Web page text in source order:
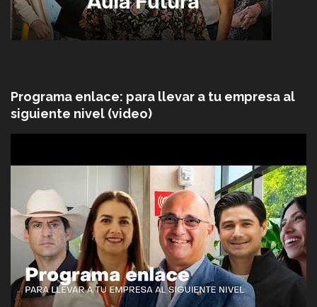
Programa enlace: para llevar a tu empresa al
siguiente nivel (video)